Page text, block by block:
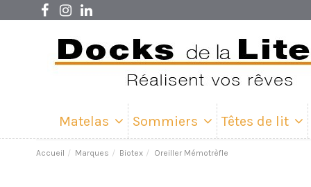
Matelas Sommiers Têtes de lit
Accueil Marques Biotex Oreiller Mémotrèfle